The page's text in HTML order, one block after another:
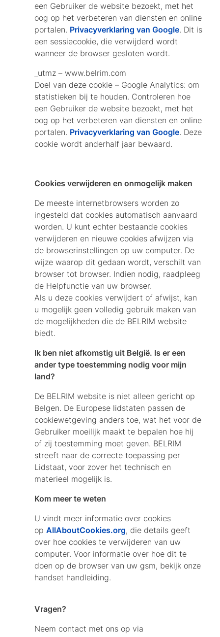
een Gebruiker de website bezoekt, met het
oog op het verbeteren van diensten en online
portalen. Privacyverklaring van Google. Dit is
een sessiecookie, die verwijderd wordt
wanneer de browser gesloten wordt.
_utmz – www.belrim.com
Doel van deze cookie – Google Analytics: om
statistieken bij te houden. Controleren hoe
een Gebruiker de website bezoekt, met het
oog op het verbeteren van diensten en online
portalen. Privacyverklaring van Google. Deze
cookie wordt anderhalf jaar bewaard.
Cookies verwijderen en onmogelijk maken
De meeste internetbrowsers worden zo
ingesteld dat cookies automatisch aanvaard
worden. U kunt echter bestaande cookies
verwijderen en nieuwe cookies afwijzen via
de browserinstellingen op uw computer. De
wijze waarop dit gedaan wordt, verschilt van
browser tot browser. Indien nodig, raadpleeg
de Helpfunctie van uw browser.
Als u deze cookies verwijdert of afwijst, kan
u mogelijk geen volledig gebruik maken van
de mogelijkheden die de BELRIM website
biedt.
Ik ben niet afkomstig uit België. Is er een
ander type toestemming nodig voor mijn
land?
De BELRIM website is niet alleen gericht op
Belgen. De Europese lidstaten passen de
cookiewetgeving anders toe, wat het voor de
Gebruiker moeilijk maakt te bepalen hoe hij
of zij toestemming moet geven. BELRIM
streeft naar de correcte toepassing per
Lidstaat, voor zover het technisch en
materieel mogelijk is.
Kom meer te weten
U vindt meer informatie over cookies
opAllAboutCookies.org, die details geeft
over hoe cookies te verwijderen van uw
computer. Voor informatie over hoe dit te
doen op de browser van uw gsm, bekijk onze
handset handleiding.
Vragen?
Neem contact met ons op via